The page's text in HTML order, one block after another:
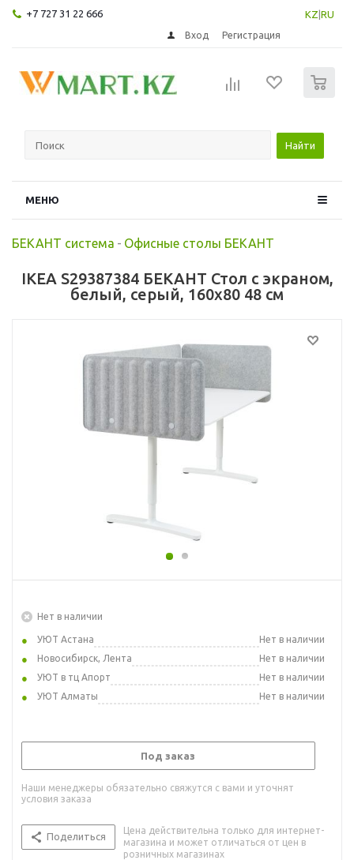
+7 727 31 22 666 KZ RU
Вход Регистрация
Найти
МЕНЮ
БЕКАНТ система - Офисные столы БЕКАНТ
IKEA S29387384 БЕКАНТ Стол с экраном,
белый, серый, 160x80 48 см
Нет в наличии
УЮТ Астана
Нет в наличии
Новосибирск, Лента
Нет в наличии
УЮТ в тц Апорт
Нет в наличии
УЮТ Алматы
Нет в наличии
Под заказ
Наши менеджеры обязательно свяжутся с вами и уточнят
условия заказа
Поделиться
Цена действительна только для интернет-
магазина и может отличаться от цен в
розничных магазинах